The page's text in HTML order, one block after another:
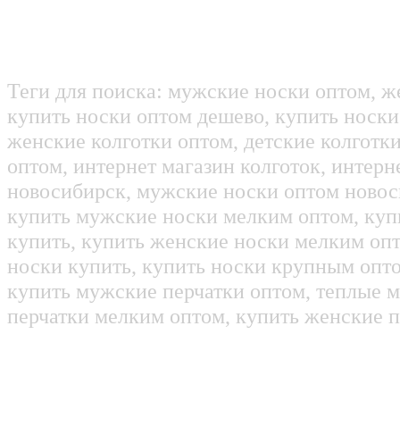
Теги для поиска: мужские носки оптом,
купить носки оптом дешево, купить
женские колготки оптом, детские
оптом, интернет магазин колготок,
новосибирск, мужские носки оптом
купить мужские носки мелким оптом,
купить, купить женские носки мелким
носки купить, купить носки крупным
купить мужские перчатки оптом, теплые
перчатки мелким оптом, купить женские